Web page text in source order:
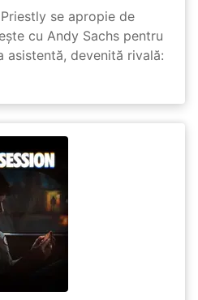
se apropie de
cu Andy Sachs pentru
asistentă, devenită rivală: